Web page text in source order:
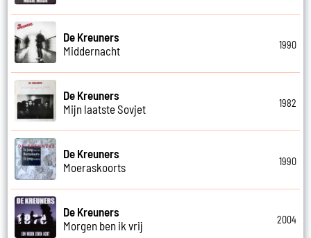
De Kreuners
Middernacht
1990
De Kreuners
Mijn laatste Sovjet
1982
De Kreuners
Moeraskoorts
1990
De Kreuners
Morgen ben ik vrij
2004